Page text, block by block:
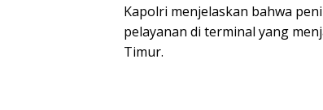
Kapolri menjelaskan bahwa
pelayanan di terminal yang
Timur.